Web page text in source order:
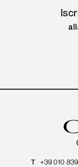
T +39 010